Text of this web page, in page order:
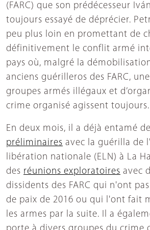
(FARC) que son prédécesseur
toujours essayé de déprécier.
peu plus loin en promettant de
définitivement le conflit armé
pays où, malgré la
anciens guérilleros des FARC,
groupes armés illégaux et
crime organisé agissent toujours.
En deux mois, il a déjà entamé
préliminaires avec la guérilla de
libération nationale (ELN) à La
des réunions exploratoires avec
dissidents des FARC qui n'ont
de paix de 2016 ou qui l'ont fait
les armes par la suite. Il a